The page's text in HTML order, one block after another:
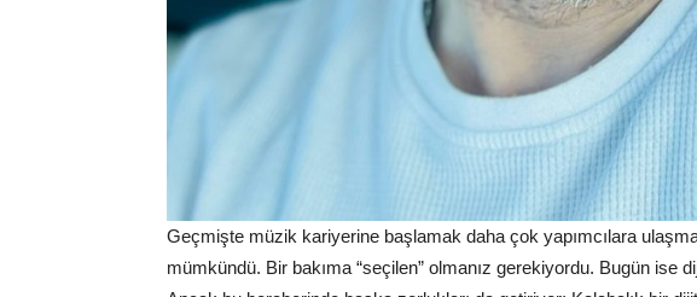
Geçmişte müzik kariyerine başlamak daha çok yapımcılara
mümkündü. Bir bakıma “seçilen” olmanız gerekiyordu. Bugün ise